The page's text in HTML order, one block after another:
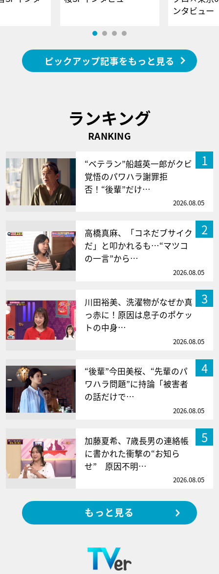
ンタビュー
ピックアップ記事をもっと見る
ランキング
RANKING
1
“ベテラン”船越英一郎がクビ
覚悟のパワハラ謝罪拒
否！“後輩”だけ…
2026.08.05
2
高橋真麻、「コネだブサイク
だ」と叩かれるも…“マツコ
の一言”から…
2026.08.05
3
川田裕美、洗濯物がなぜか真
っ赤に！原因は息子のポケッ
トの中身…
2026.08.05
4
“後輩”今田美桜、“先輩のパ
ワハラ問題”に持論「被害者
の話だけで…
2026.08.05
5
加藤夏希、7歳長男の連絡帳
に書かれた衝撃の“お知ら
せ” 原因不明…
2026.08.05
もっと見る